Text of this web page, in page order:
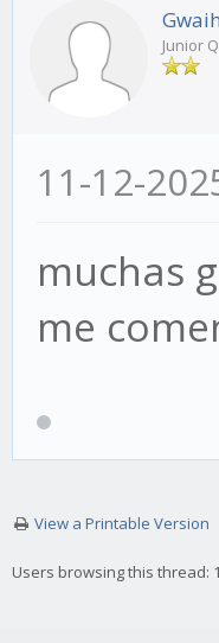
Junior
11-12-
muchas
me
View a Printable Version
Users browsing this thread: